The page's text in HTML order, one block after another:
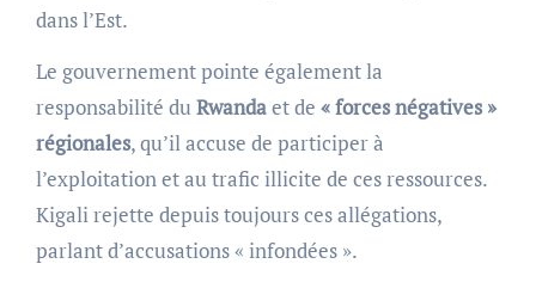
dans l’Est.
Le gouvernement pointe également la
responsabilité du Rwandaet de « forces négatives »
régionales, qu’il accuse de participer à
l’exploitation et au trafic illicite de ces ressources.
Kigali rejette depuis toujours ces allégations,
parlant d’accusations « infondées ».